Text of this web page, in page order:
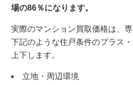
場の86％になります。
実際のマンション買取価格は、
下記のような住戸条件のプラス
上下します。
立地・周辺環境